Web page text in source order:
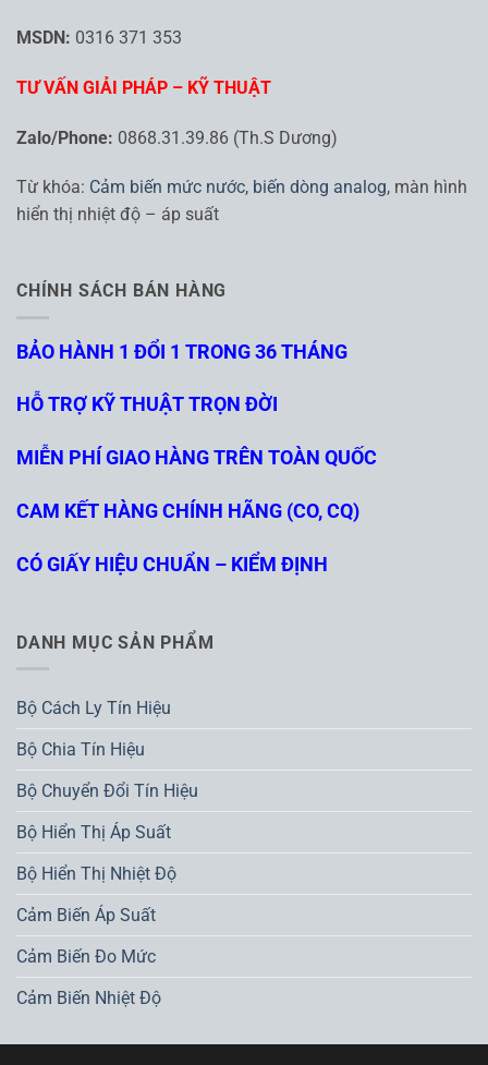
MSDN: 0316 371 353
TƯ VẤN GIẢI PHÁP – KỸ THUẬT
Zalo/Phone: 0868.31.39.86 (Th.S Dương)
Từ khóa: Cảm biến mức nước, biến dòng analog, màn hình
hiển thị nhiệt độ – áp suất
CHÍNH SÁCH BÁN HÀNG
BẢO HÀNH 1 ĐỔI 1 TRONG 36 THÁNG
HỖ TRỢ KỸ THUẬT TRỌN ĐỜI
MIỄN PHÍ GIAO HÀNG TRÊN TOÀN QUỐC
CAM KẾT HÀNG CHÍNH HÃNG (CO, CQ)
CÓ GIẤY HIỆU CHUẨN – KIỂM ĐỊNH
DANH MỤC SẢN PHẨM
Bộ Cách Ly Tín Hiệu
Bộ Chia Tín Hiệu
Bộ Chuyển Đổi Tín Hiệu
Bộ Hiển Thị Áp Suất
Bộ Hiển Thị Nhiệt Độ
Cảm Biến Áp Suất
Cảm Biến Đo Mức
Cảm Biến Nhiệt Độ